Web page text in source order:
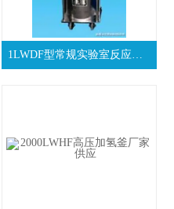
1LWDF型常规实验室反应釜生产批发